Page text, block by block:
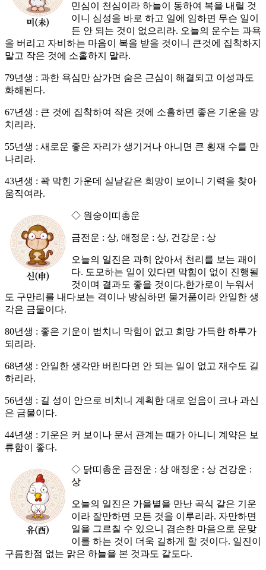
민심이 천심이라 하늘이 동하여 복을 내릴 것
이니 심성을 바로 하고 일에 임하면 무슨 일이
든 안 되는 것이 없으리라. 오늘의 운수는 과욕
을 버리고 자비하는 마음이 복을 받을 것이니 큰것에 집착하지
말고 작은 것에 소홀하지 말라.
79년생 : 과한 욕심만 삼가면 숨은 근심이 해결되고 이성과도
화해된다.
67년생 : 큰 것에 집착하여 작은 것에 소홀하면 좋은 기운을 망
치리라.
55년생 : 새로운 좋은 자리가 생기거나 아니면 큰 횡재 수를 만
나리라.
43년생 : 꽉 막힌 가운데 실낱같은 희망이 보이니 기력을 찾아
움직여라.
◇ 원숭이띠총운
금전운 : 상, 애정운 : 상, 건강운 : 상
오늘의 일진은 과히 앉아서 천리를 보는 괘이
다. 도모하는 일이 있다면 막힘이 없이 진행될
것이며 결과도 좋을 것이다.한가로이 누워서
도 구만리를 내다보는 격이나 방심하면 물거품이라 안일한 생
각은 금물이다.
80년생 : 좋은 기운이 벋치니 막힘이 없고 희망 가득한 하루가
되리라.
68년생 : 안일한 생각만 버린다면 안 되는 일이 없고 재수도 길
하리라.
56년생 : 길 성이 안으로 비치니 계획한 대로 얻음이 크나 과신
은 금물이다.
44년생 : 기운은 커 보이나 문서 관계는 때가 아니니 계약은 보
류함이 좋다.
◇ 닭띠총운 금전운 : 상 애정운 : 상 건강운 :
상
오늘의 일진은 가을볕을 만난 곡식 같은 기운
이라 잘만하면 모든 것을 이루리라. 자만하면
일을 그르칠 수 있으니 겸손한 마음으로 운맞
이를 하는 것이 더욱 길하게 할 것이다. 일진이
구름한점 없는 맑은 하늘을 본 것과도 같도다.